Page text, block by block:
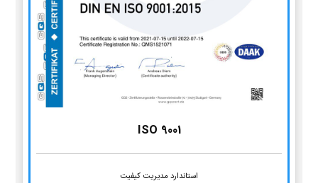
ISO 9001
استاندارد مدیریت کیفیت